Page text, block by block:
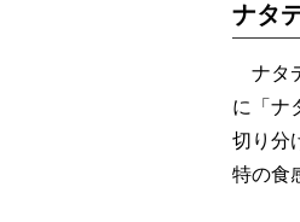
ナタ
ナタ
に「ナ
切り分
特の食